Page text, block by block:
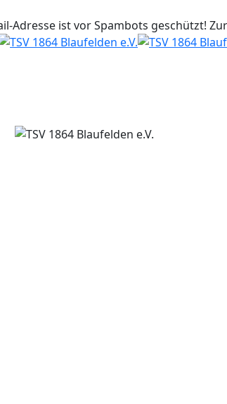
Adresse ist vor Spambots geschützt!